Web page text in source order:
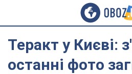
Теракт у Києві:
останні фото